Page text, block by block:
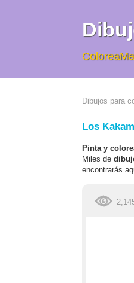
Dibujos para
Los
Pinta y
Miles de
encontrarás